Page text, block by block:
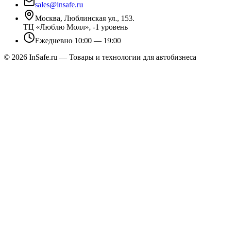
sales@insafe.ru
Москва, Люблинская ул., 153.
ТЦ «Люблю Молл», -1 уровень
Ежедневно 10:00 — 19:00
© 2026 InSafe.ru — Товары и технологии для автобизнеса